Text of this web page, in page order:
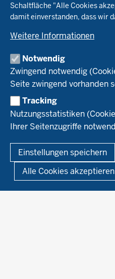
Schaltfläche "Alle Cookies
damit einverstanden, dass wir
Weitere Informationen
Notwendig
Zwingend notwendig
Seite zwingend vorhanden
Tracking
Nutzungsstatistiken
Ihrer Seitenzugriffe
Einstellungen speichern
Alle Cookies akzeptieren
Tierhaltung
Markt
Umstellung
Recht
Bioland
Naturland
Versuche
Leitbetriebe Ökologischer Landbau
Versuchsbetriebe
WRRL-Modellbetriebe
Kontakte Versuchswesen
Aktuelles
Arbeitsschwerpunkte
Material & Kontakt
Ökoschule in Kleve
Ausbildungsbetriebe
Berufsausbildung
Forschung
Projekte Ökoteam
Forschungsergebnisse
Service
Kontakt
Newsletter
Demonstrationsbetriebe
Links
Fußzeile
Impressum Datenschutzerklärung